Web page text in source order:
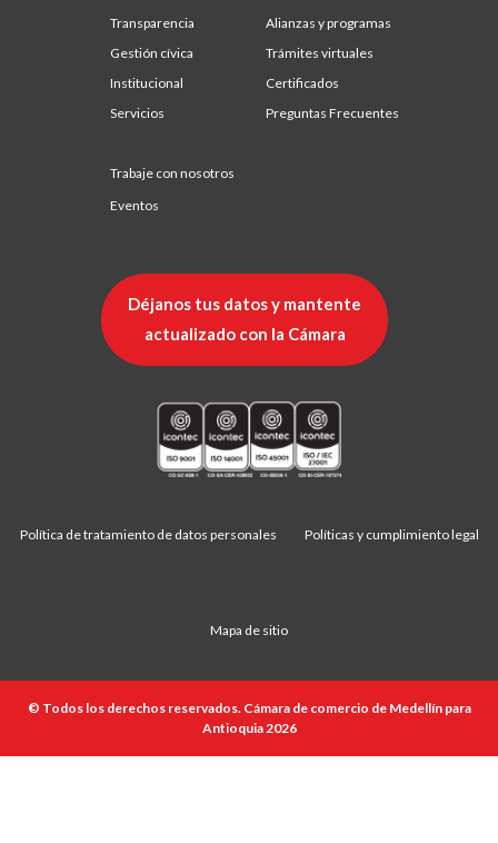
Transparencia
Alianzas y programas
Gestión cívica
Trámites virtuales
Institucional
Certificados
Servicios
Preguntas Frecuentes
Trabaje con nosotros
Eventos
Déjanos tus datos y mantente
actualizado con la Cámara
Política de tratamiento de datos personales Políticas y cumplimiento legal
Mapa de sitio
© Todos los derechos reservados. Cámara de comercio de Medellín para
Antioquia 2026